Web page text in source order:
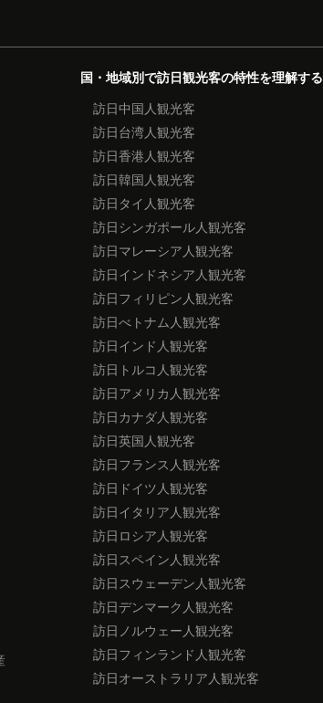
国・地域別で訪日観光客の特性を理解する
訪日中国人観光客
訪日台湾人観光客
訪日香港人観光客
訪日韓国人観光客
訪日タイ人観光客
訪日シンガポール人観光客
訪日マレーシア人観光客
訪日インドネシア人観光客
訪日フィリピン人観光客
訪日べトナム人観光客
訪日インド人観光客
訪日トルコ人観光客
訪日アメリカ人観光客
訪日カナダ人観光客
訪日英国人観光客
訪日フランス人観光客
訪日ドイツ人観光客
訪日イタリア人観光客
訪日ロシア人観光客
訪日スペイン人観光客
訪日スウェーデン人観光客
訪日デンマーク人観光客
訪日ノルウェー人観光客
訪日フィンランド人観光客
訪日オーストラリア人観光客